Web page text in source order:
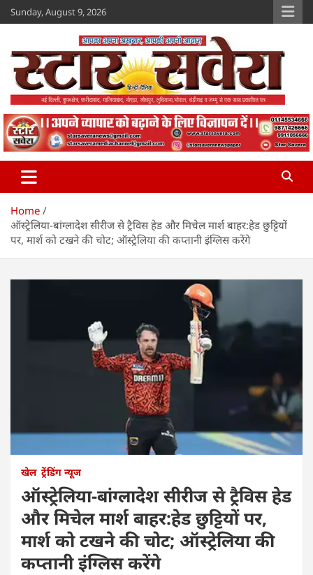
Skip
to
Sunday, August 9, 2026
Star Savera
www.starsavera.com
Home
ऑस्ट्रेलिया-बांग्लादेश सीरीज से ट्रैविस हेड और मिचेल मार्श बाहर:हेड छुट्टियों
पर, मार्श को टखने की चोट; ऑस्ट्रेलिया की कप्तानी इंग्लिस करेंगे
खेल ट्रेंडिंग न्यूज
ऑस्ट्रेलिया-बांग्लादेश सीरीज से ट्रैविस हेड
और मिचेल मार्श बाहर:हेड छुट्टियों पर,
मार्श को टखने की चोट; ऑस्ट्रेलिया की
कप्तानी इंग्लिस करेंगे